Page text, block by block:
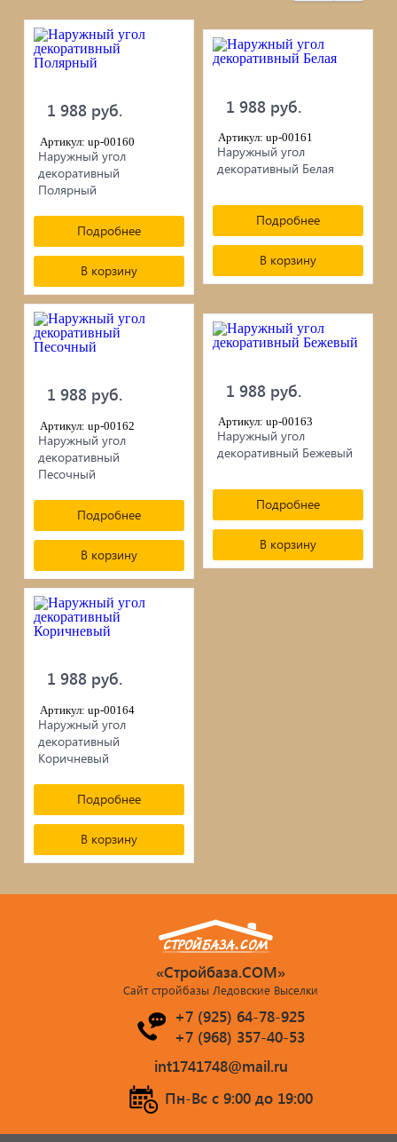
черепица...
Элементы ковки
Электро-бензо инструменты
Ручной инструмент
Метизы
ПрофКрепеж
Пропитки для дерева
Печи для бани, отопления,
сопутствующие товары
Брусчатка/Тротуарная плитка
Купели и бассейны из полипропилена
Облицовочная плитка
Мангалы
Септики ТОПАС
1 988 руб.
Артикул: up-00160
Наружный угол
декоративный
Полярный
Подробнее
В корзину
1 988 руб.
Артикул: up-00161
Наружный угол
декоративный Белая
Подробнее
В корзину
1 988 руб.
Артикул: up-00162
Наружный угол
декоративный
Песочный
Подробнее
В корзину
1 988 руб.
Артикул: up-00163
Наружный угол
декоративный Бежевый
Подробнее
В корзину
1 988 руб.
Артикул: up-00164
Наружный угол
декоративный
Коричневый
Подробнее
В корзину
«Стройбаза.COM»
Сайт стройбазы Ледовские Выселки
+7 (925) 64-78-925
+7 (968) 357-40-53
int1741748@mail.ru
Пн-Вс c 9:00 до 19:00